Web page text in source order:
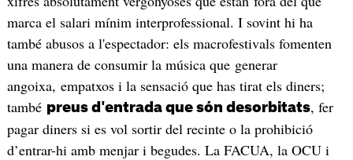
marca el salari mínim interprofessional. I sovint hi ha
també abusos a l'espectador: els macrofestivals fomenten
una manera de consumir la música que generar
angoixa, empatxos i la sensació que has tirat els diners;
també preus d'entrada que són desorbitats, fer
pagar diners si es vol sortir del recinte o la prohibició
d’entrar-hi amb menjar i begudes. La FACUA, la OCU i